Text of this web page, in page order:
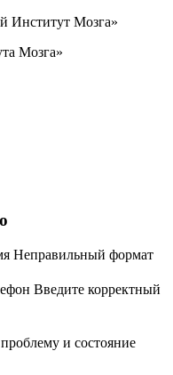
Институт Мозга»
Мозга»
Неправильный формат
Введите корректный
и состояние